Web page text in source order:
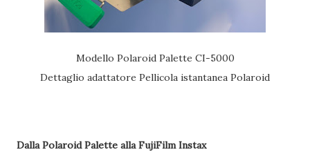
Modello Polaroid Palette CI-5000
Dettaglio adattatore Pellicola istantanea Polaroid
Dalla Polaroid Palette alla FujiFilm Instax